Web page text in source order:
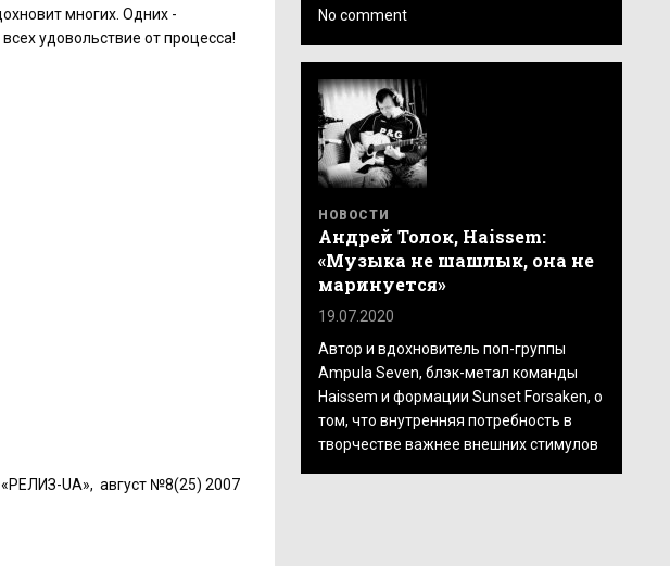
многих. Одних -
удовольствие от процесса!
«РЕЛИЗ-UA», август №8(25) 2007
No comment
НОВОСТИ
Андрей Толок, Haissem:
«Музыка не шашлык, она не
маринуется»
19.07.2020
Автор и вдохновитель поп-группы
Ampula Seven, блэк-метал команды
Haissem и формации Sunset Forsaken, о
том, что внутренняя потребность в
творчестве важнее внешних стимулов